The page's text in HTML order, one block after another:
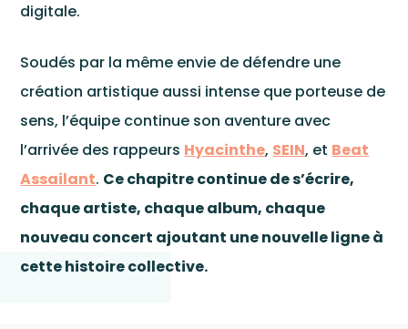
digitale.
Soudés par la même envie de défendre une
création artistique aussi intense que porteuse de
sens, l’équipe continue son aventure avec
l’arrivée des rappeurs Hyacinthe, SEIN, et Beat
Assailant. Ce chapitre continue de s’écrire,
chaque artiste, chaque album, chaque
nouveau concert ajoutant une nouvelle ligne à
cette histoire collective.